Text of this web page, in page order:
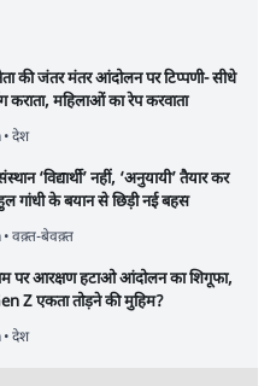
की जंतर मंतर आंदोलन पर टिप्पणी- सीधे
कराता, महिलाओं का रेप करवाता
• देश
‘विद्यार्थी’ नहीं, ‘अनुयायी’ तैयार कर
गांधी के बयान से छिड़ी नई बहस
• वक़्त-बेवक़्त
पर आरक्षण हटाओ आंदोलन का शिगूफा,
Z एकता तोड़ने की मुहिम?
• देश